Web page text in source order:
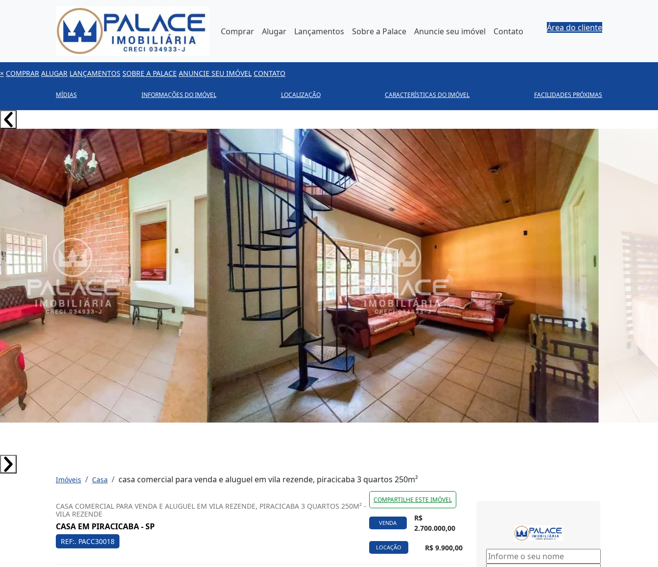
Comprar Alugar Lançamentos Sobre a Palace Anuncie seu imóvel Contato Área do cliente
× COMPRAR ALUGAR LANÇAMENTOS SOBRE A PALACE ANUNCIE SEU IMÓVEL CONTATO
MÍDIAS INFORMAÇÕES DO IMÓVEL LOCALIZAÇÃO CARACTERÍSTICAS DO IMÓVEL FACILIDADES PRÓXIMAS
Imóveis Casa casa comercial para venda e aluguel em vila rezende, piracicaba 3 quartos 250m²
CASA COMERCIAL PARA VENDA E ALUGUEL EM VILA REZENDE, PIRACICABA 3 QUARTOS 250M² -
VILA REZENDE
CASA EM PIRACICABA - SP
REF:. PACC30018
COMPARTILHE ESTE IMÓVEL
VENDA
R$
2.700.000,00
LOCAÇÃO R$ 9.900,00